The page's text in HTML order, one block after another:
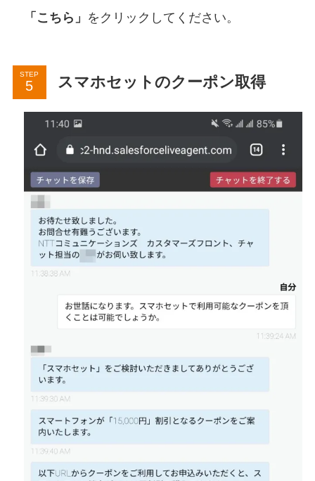
「こちら」 をクリックしてください。
STEP スマホセットのクーポン取得